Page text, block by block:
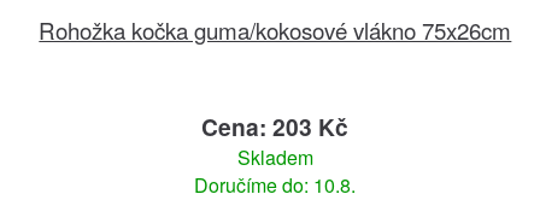
Rohožka kočka guma/kokosové vlákno 75x26cm
Cena: 203 Kč
Skladem
Doručíme do: 10.8.